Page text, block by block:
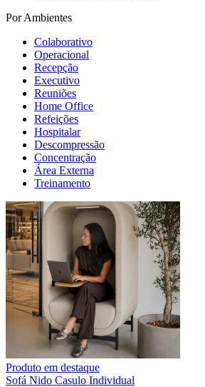
Por Ambientes
Colaborativo
Operacional
Recepção
Executivo
Reuniões
Home Office
Refeições
Hospitalar
Descompressão
Concentração
Área Externa
Treinamento
Produto em destaque
Sofá Nido Casulo Individual